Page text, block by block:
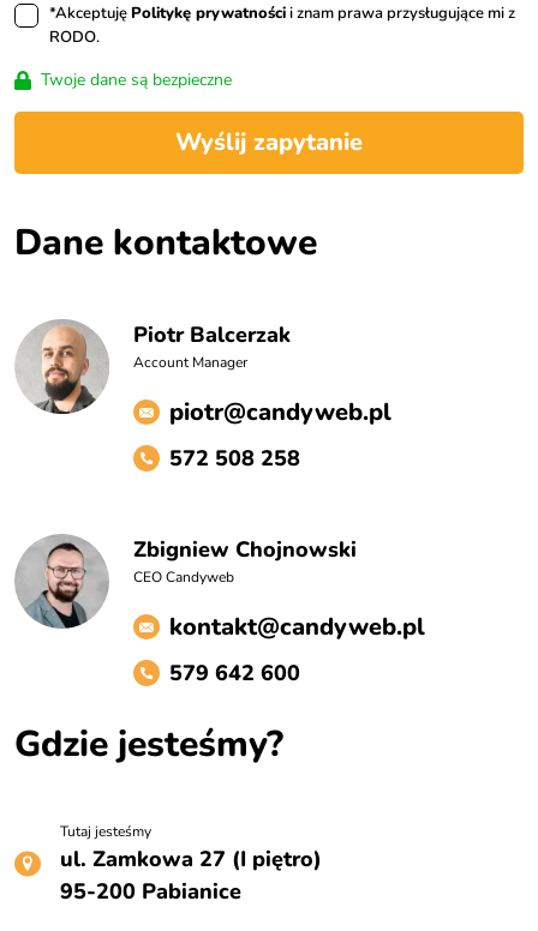
*Akceptuję Politykę prywatnościi znam prawa przysługujące mi z
RODO.
Twoje dane są bezpieczne
Wyślij zapytanie
Dane kontaktowe
Piotr Balcerzak
Account Manager
piotr@candyweb.pl
572 508 258
Zbigniew Chojnowski
CEO Candyweb
kontakt@candyweb.pl
579 642 600
Gdzie jesteśmy?
Tutaj jesteśmy
ul. Zamkowa 27 (I piętro)
95-200 Pabianice